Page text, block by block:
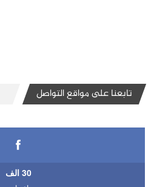
تابعنا على مواقع التواصل
30 الف